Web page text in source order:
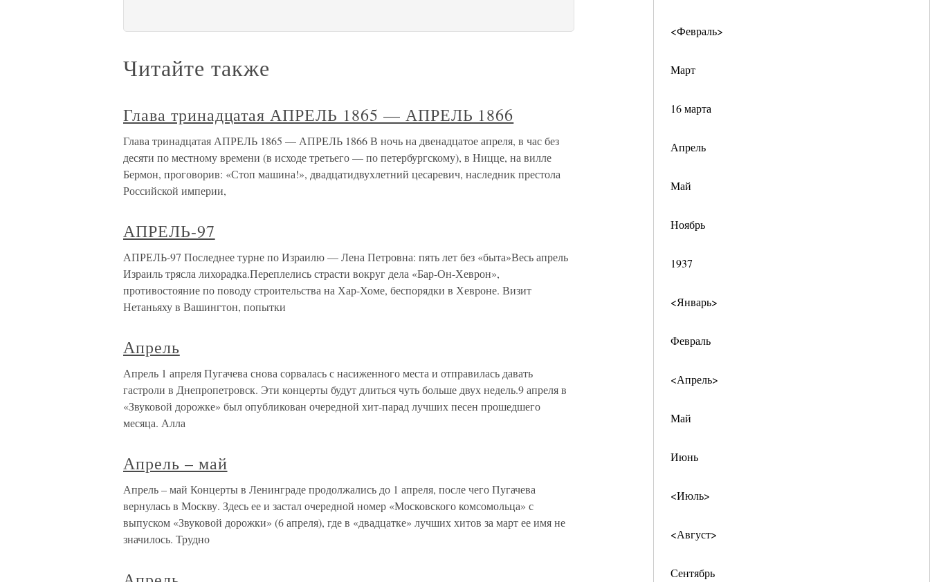
<Февраль>
Март
16 марта
Апрель
Май
Ноябрь
1937
<Январь>
Февраль
<Апрель>
Май
Июнь
<Июль>
<Август>
Сентябрь
Читайте также
Глава тринадцатая АПРЕЛЬ 1865 — АПРЕЛЬ 1866
Глава тринадцатая АПРЕЛЬ 1865 — АПРЕЛЬ 1866 В ночь на двенадцатое апреля, в час без
десяти по местному времени (в исходе третьего — по петербургскому), в Ницце, на вилле
Бермон, проговорив: «Стоп машина!», двадцатидвухлетний цесаревич, наследник престола
Российской империи,
АПРЕЛЬ-97
АПРЕЛЬ-97 Последнее турне по Израилю — Лена Петровна: пять лет без «быта»Весь апрель
Израиль трясла лихорадка.Переплелись страсти вокруг дела «Бар-Он-Хеврон»,
противостояние по поводу строительства на Хар-Хоме, беспорядки в Хевроне. Визит
Нетаньяху в Вашингтон, попытки
Апрель
Апрель 1 апреля Пугачева снова сорвалась с насиженного места и отправилась давать
гастроли в Днепропетровск. Эти концерты будут длиться чуть больше двух недель.9 апреля в
«Звуковой дорожке» был опубликован очередной хит-парад лучших песен прошедшего
месяца. Алла
Апрель – май
Апрель – май Концерты в Ленинграде продолжались до 1 апреля, после чего Пугачева
вернулась в Москву. Здесь ее и застал очередной номер «Московского комсомольца» с
выпуском «Звуковой дорожки» (6 апреля), где в «двадцатке» лучших хитов за март ее имя не
значилось. Трудно